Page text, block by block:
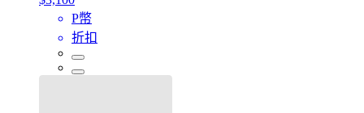
P幣
折扣